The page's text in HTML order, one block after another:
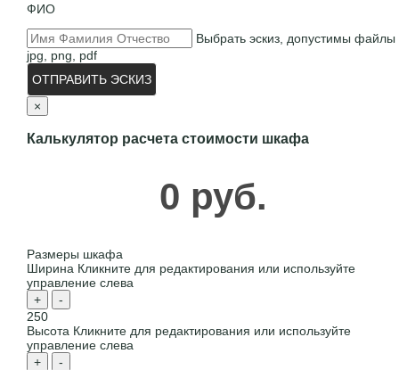
ФИО
Выбрать эскиз, допустимы файлы
jpg, png, pdf
ОТПРАВИТЬ ЭСКИЗ
×
Калькулятор расчета стоимости шкафа
0 руб.
Размеры шкафа
Ширина Кликните для редактирования или используйте
управление слева
+
-
250
Высота Кликните для редактирования или используйте
управление слева
+
-